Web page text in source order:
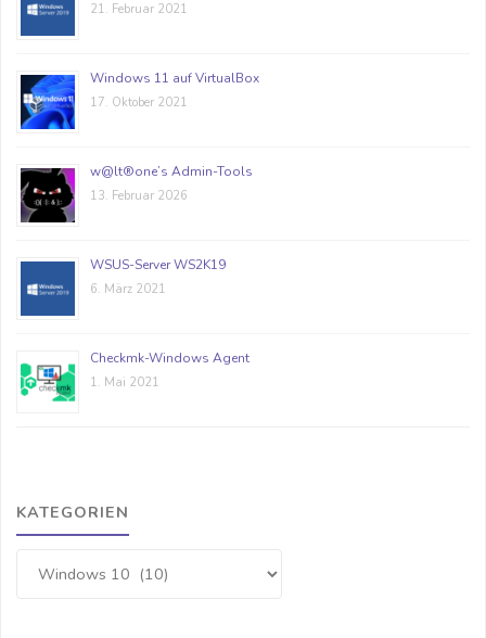
21. Februar 2021
Windows 11 auf VirtualBox
17. Oktober 2021
w@lt®one’s Admin-Tools
13. Februar 2026
WSUS-Server WS2K19
6. März 2021
Checkmk-Windows Agent
1. Mai 2021
KATEGORIEN